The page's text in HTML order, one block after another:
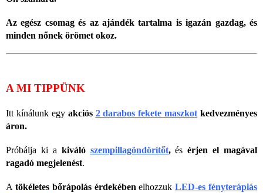
Az egész csomag és az ajándék tartalma is igazán gazdag, és
minden nőnek örömet okoz.
A MI TIPPÜNK
Itt kínálunk egy akciós 2 darabos fekete maszkot kedvezményes
áron.
Próbálja ki a kiváló szempillagöndörítőt,ésérjen el magával
ragadó megjelenést.
A tökéletes bőrápolás érdekében elhozzukLED-es fényterápiás